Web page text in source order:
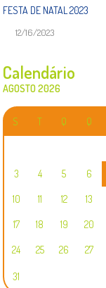
FESTA DE NATAL 2023
12/16/2023
Calendário
AGOSTO 2026
S T Q Q
3 4 5 6
10 11 12 13
17 18 19 20
24 25 26 27
31